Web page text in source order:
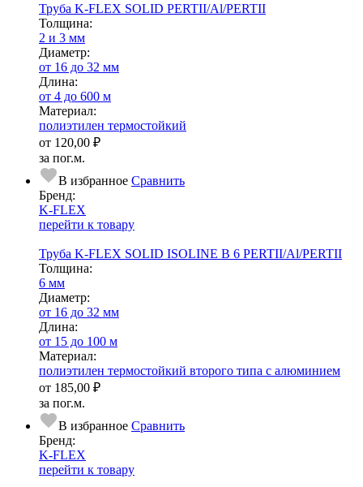
Труба K-FLEX SOLID PERTII/Al/PERTII
Тол­щи­на:
2 и 3 мм
Диаметр:
от 16 до 32 мм
Длина:
от 4 до 600 м
Ма­­те­­ри­­ал:
полиэтилен термостойкий
от 120,00 ₽
за пог.м.
В избранное Сравнить
Бренд:
K-FLEX
перейти к товару
Труба K-FLEX SOLID ISOLINE B 6 PERTII/Al/PERTII
Тол­щи­на:
6 мм
Диаметр:
от 16 до 32 мм
Длина:
от 15 до 100 м
Ма­­те­­ри­­ал:
полиэтилен термостойкий второго типа с алюминием
от 185,00 ₽
за пог.м.
В избранное Сравнить
Бренд:
K-FLEX
перейти к товару